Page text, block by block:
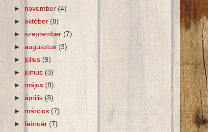
► november (4)
►október (8)
►szeptember (7)
►augusztus(3)
► július(9)
► június (3)
► május (9)
►április(8)
► március (7)
►február (7)